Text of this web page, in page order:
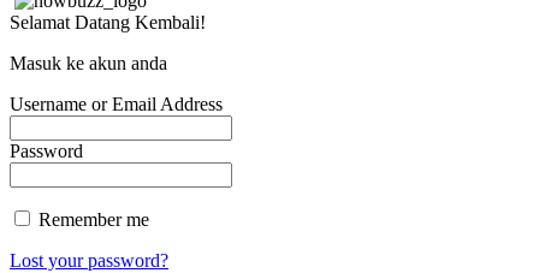
Selamat Datang Kembali!
Masuk ke akun anda
Username or Email Address
Password
Remember me
Lost your password?